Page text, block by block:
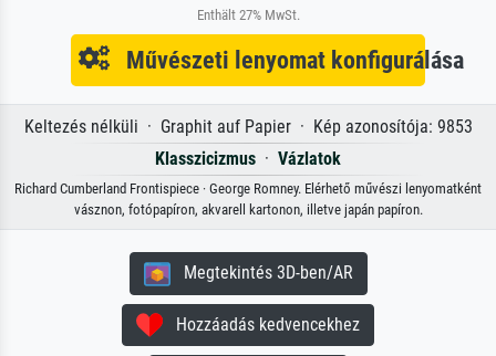
Enthält 27% MwSt.
Művészeti lenyomat konfigurálása
Keltezés nélküli · Graphit auf Papier · Kép azonosítója: 9853
Klasszicizmus · Vázlatok
Richard Cumberland Frontispiece · George Romney. Elérhető művészi lenyomatként
vásznon, fotópapíron, akvarell kartonon, illetve japán papíron.
Megtekintés 3D-ben/AR
Hozzáadás kedvencekhez